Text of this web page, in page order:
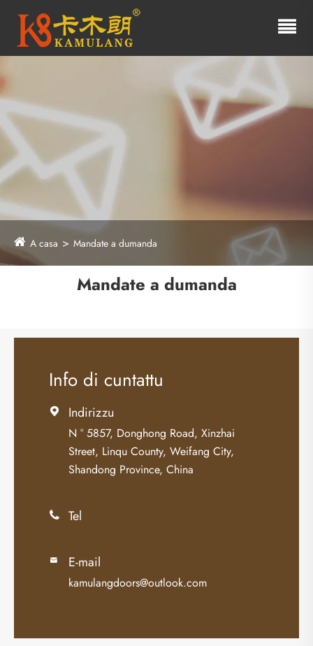
A casa Mandate a dumanda
Mandate a dumanda
Info di cuntattu
 Indirizzu
N ° 5857, Donghong Road, Xinzhai
Street, Linqu County, Weifang City,
Shandong Province, China
 Tel
 E-mail
kamulangdoors@outlook.com